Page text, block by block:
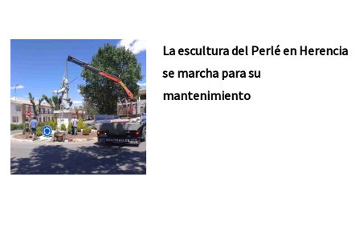
La escultura del Perlé en Herencia
se marcha para su
mantenimiento